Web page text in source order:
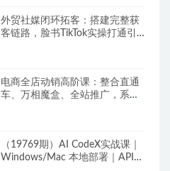
外贸社媒闭环拓客：搭建完整获
客链路，脸书TikTok实操打通引
电商全店动销高阶课：整合直通
车、万相魔盒、全站推广，系统
（19769期）AI CodeX实战课｜
Windows/Mac 本地部署｜API